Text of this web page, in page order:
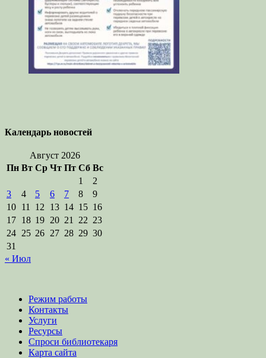
Календарь новостей
Август 2026
Пн Вт Ср Чт Пт Сб Вс
1
2
3
4 5 6 7 8
9
10 11 12 13 14 15 16
17 18 19 20 21 22 23
24 25 26 27 28 29 30
31
« Июл
Режим работы
Контакты
Услуги
Ресурсы
Спроси библиотекаря
Карта сайта